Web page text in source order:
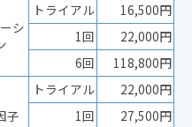
シ
トライアル
16,500円
1回
22,000円
6回
118,800円
子
トライアル
22,000円
1回
27,500円